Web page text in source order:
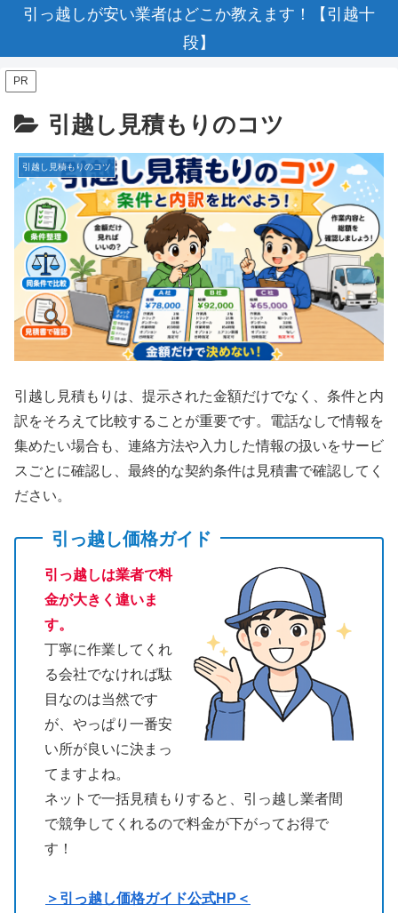
引っ越しが安い業者はどこか教えます！【引越十
段】
PR
引越し見積もりのコツ
引越し見積もりのコツ
引越し見積もりは、提示された金額だけでなく、条件と内
訳をそろえて比較することが重要です。電話なしで情報を
集めたい場合も、連絡方法や入力した情報の扱いをサービ
スごとに確認し、最終的な契約条件は見積書で確認してく
ださい。
引っ越し価格ガイド
引っ越しは業者で料
金が大きく違いま
す。
丁寧に作業してくれ
る会社でなければ駄
目なのは当然です
が、やっぱり一番安
い所が良いに決まっ
てますよね。
ネットで一括見積もりすると、引っ越し業者間
で競争してくれるので料金が下がってお得で
す！
＞引っ越し価格ガイド公式HP＜